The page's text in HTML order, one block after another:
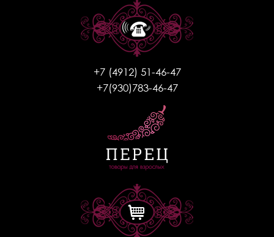
+7 (4912) 51-46-47
+7(930)783-46-47